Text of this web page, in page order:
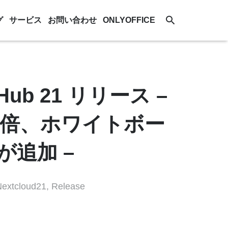
サービス お問い合わせ ONLYOFFICE
21 リリース –
、ホワイトボー
追加 –
, Release